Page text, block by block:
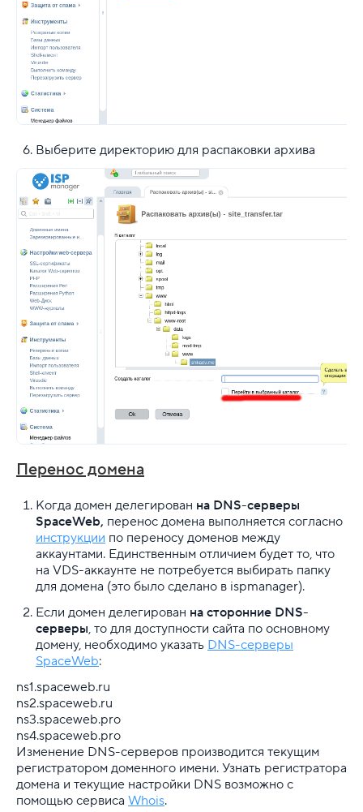
Выберите директорию для распаковки архива
Перенос домена
Когда домен делегирован на DNS-серверы
SpaceWeb, перенос домена выполняется согласно
инструкции по переносу доменов между
аккаунтами. Единственным отличием будет то, что
на VDS-аккаунте не потребуется выбирать папку
для домена (это было сделано в ispmanager).
Если домен делегирован на сторонние DNS-
серверы, то для доступности сайта по основному
домену, необходимо указать DNS-серверы
SpaceWeb:
ns1.spaceweb.ru
ns2.spaceweb.ru
ns3.spaceweb.pro
ns4.spaceweb.pro
Изменение DNS-серверов производится текущим
регистратором доменного имени. Узнать регистратора
домена и текущие настройки DNS возможно с
помощью сервиса Whois.